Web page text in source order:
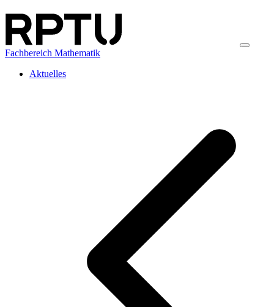
Fachbereich Mathematik
Aktuelles